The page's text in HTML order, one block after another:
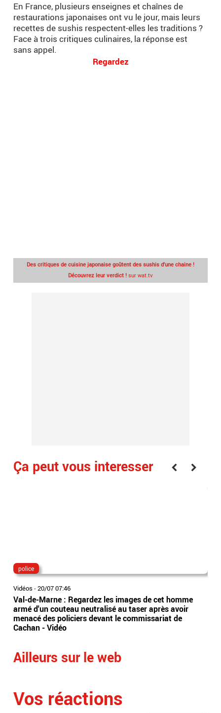
En France, plusieurs enseignes et chaînes de
restaurations japonaises ont vu le jour, mais leurs
recettes de sushis respectent-elles les traditions ?
Face à trois critiques culinaires, la réponse est
sans appel.
Regardez
Des critiques de cuisine japonaise goûtent des sushis d'une chaine !
Découvrez leur verdict ! sur wat.tv
Ça peut vous interesser
police
Vidéos -20/07 07:46
Val-de-Marne : Regardez les images de cet homme
armé d'un couteau neutralisé au taser après avoir
menacé des policiers devant le commissariat de
Cachan - Vidéo
Ailleurs sur le web
Vos réactions